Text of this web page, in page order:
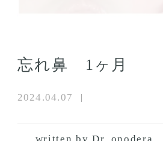
忘れ鼻 1ヶ月
2024.04.07